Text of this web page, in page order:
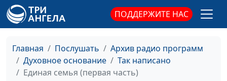
ПОДДЕРЖИТЕ НАС
Главная Послушать
Архив радио программ
Духовное основание
Так написано
Единая семья (первая часть)
христиане священнослужитель
Ум Христов
Панков Александр,
#193
Учитель от Бога
Панков Александр,
священнослужитель